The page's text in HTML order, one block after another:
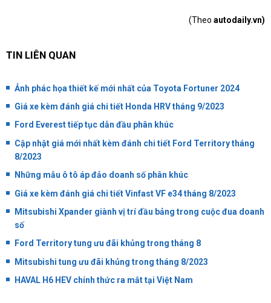
(Theo autodaily.vn)
TIN LIÊN QUAN
Ảnh phác họa thiết kế mới nhất của Toyota Fortuner 2024
Giá xe kèm đánh giá chi tiết Honda HRV tháng 9/2023
Ford Everest tiếp tục dẫn đầu phân khúc
Cập nhật giá mới nhất kèm đánh chi tiết Ford Territory tháng
8/2023
Những mẫu ô tô áp đảo doanh số phân khúc
Giá xe kèm đánh giá chi tiết Vinfast VF e34 tháng 8/2023
Mitsubishi Xpander giành vị trí đầu bảng trong cuộc đua doanh
số
Ford Territory tung ưu đãi khủng trong tháng 8
Mitsubishi tung ưu đãi khủng trong tháng 8/2023
HAVAL H6 HEV chính thức ra mắt tại Việt Nam